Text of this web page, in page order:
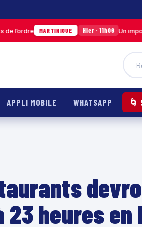
Hier · 11h06 Un important
APPLI MOBILE WHATSAPP 🌀
heures en